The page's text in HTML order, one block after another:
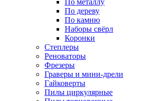
По дереву
По камню
Наборы свёрл
Коронки
Степлеры
Реноваторы
Фрезеры
Граверы и мини-дрели
Гайковерты
Пилы циркулярные